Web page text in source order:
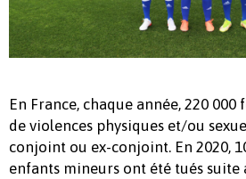
En France, chaque année, 220
de violences physiques et/ou
conjoint ou ex-conjoint. En 2020,
enfants mineurs ont été tués suite